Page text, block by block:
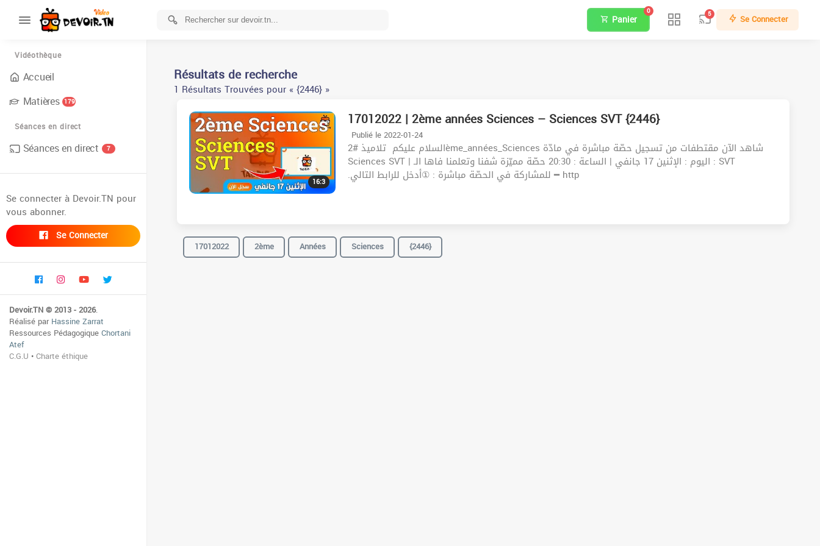
Vidéothèque
Accueil
Matières 179
Séances en direct
Séances en direct 7
Se connecter à Devoir.TN pour
vous abonner.
Se Connecter
Devoir.TN © 2013 - 2026.
Réalisé parHassine Zarrat
Ressources PédagogiqueChortani
Atef
C.G.U •Charte éthique
Panier
0 5 Se Connecter
Résultats de recherche
1 Résultats Trouvées pour « {2446} »
16:3
17012022 | 2ème années Sciences – Sciences SVT {2446}
Publié le 2022-01-24
السلام عليكم ‍️ تلاميذ #2ème_années_Sciences شاهد الآن مقتطفات من تسجيل حصّة مباشرة في مادّة
Sciences SVT | اليوم : الإثنين 17 جانفي | الساعة : 20:30 حصّة مميّزة شفنا وتعلمنا فاها الـ : SVT
.للمشاركة في الحصّة مباشرة : ①أدخل للرابط التالي ━ http
17012022 2ème Années Sciences {2446}